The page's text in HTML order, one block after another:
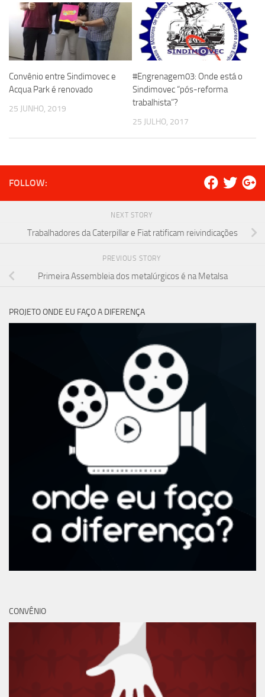
Convênio entre Sindimovec e
Acqua Park é renovado
25 JUNHO, 2019
#Engrenagem03: Onde está o
Sindimovec “pós-reforma
trabalhista”?
25 JULHO, 2017
FOLLOW:
NEXT STORY
Trabalhadores da Caterpillar e Fiat ratificam reivindicações
PREVIOUS STORY
Primeira Assembleia dos metalúrgicos é na Metalsa
PROJETO ONDE EU FAÇO A DIFERENÇA
CONVÊNIO